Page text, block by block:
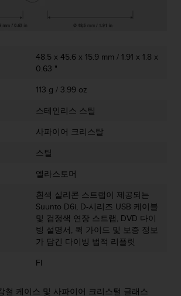
48.5 x 45.6 x 15.9 mm / 1.91 x 1.8 x
0.63 "
113 g / 3.99 oz
스테인리스 스틸
사파이어 크리스탈
스틸
엘라스토머
흰색 실리콘 스트랩이 제공되는
Suunto D6i, D-시리즈 USB 케이블
및 검정색 연장 스트랩, DVD 다이
빙 설명서, 퀵 가이드 및 보증 정보
가 담긴 다이빙 법적 리플릿
FI
철 케이스 및 사파이어 크리스털 글래스